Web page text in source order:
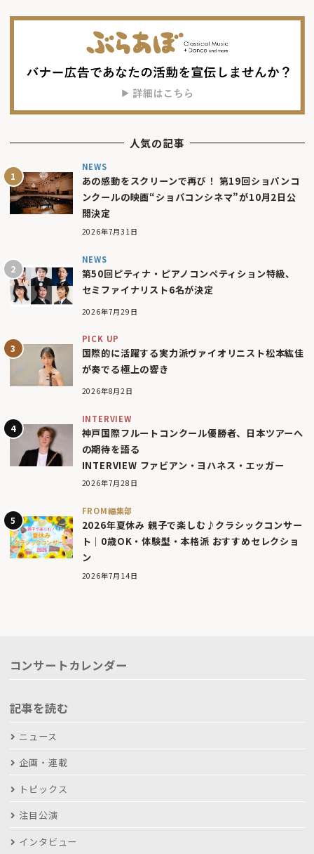
人気の記事
NEWS
あの感動をスクリーンで再び！ 第19回ショパンコ
ンクールの映画“ショパコンシネマ”が10月2日公
開決定
2026年7月31日
NEWS
第50回ピティナ・ピアノコンペティション特級、
セミファイナリスト6名が決定
2026年7月29日
PICK UP
国際的に活躍する実力派ヴァイオリニスト松本紘佳
が奏でる極上の響き
2026年8月2日
INTERVIEW
神戸国際フルートコンクール優勝者、日本ツアーへ
の期待を語る
INTERVIEW ファビアン・ヨハネス・エッガー
2026年7月28日
FROM編集部
2026年夏休み 親子で楽しむ♪クラシックコンサー
ト｜0歳OK・体験型・本格派 おすすめセレクショ
ン
2026年7月14日
コンサートカレンダー
記事を読む
ニュース
企画・連載
トピックス
注目公演
インタビュー